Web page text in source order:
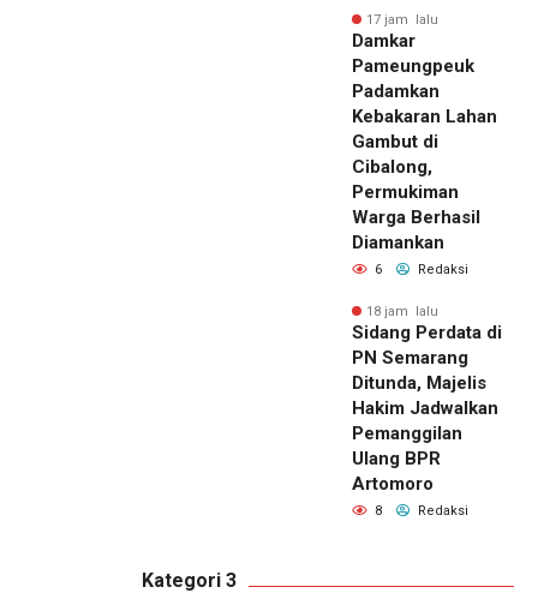
17 jam lalu
Damkar
Pameungpeuk
Padamkan
Kebakaran Lahan
Gambut di
Cibalong,
Permukiman
Warga Berhasil
Diamankan
6 Redaksi
18 jam lalu
Sidang Perdata di
PN Semarang
Ditunda, Majelis
Hakim Jadwalkan
Pemanggilan
Ulang BPR
Artomoro
8 Redaksi
Kategori 3